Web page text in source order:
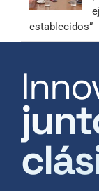
establecidos”